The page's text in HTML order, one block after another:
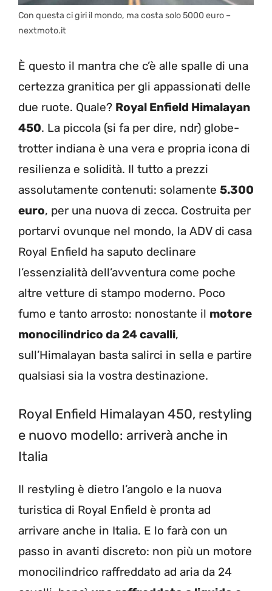
Con questa ci giri il mondo, ma costa solo 5000 euro –
nextmoto.it
È questo il mantra che c’è alle spalle di una
certezza granitica per gli appassionati delle
due ruote. Quale? Royal Enfield Himalayan
450. La piccola (si fa per dire, ndr) globe-
trotter indiana è una vera e propria icona di
resilienza e solidità. Il tutto a prezzi
assolutamente contenuti: solamente 5.300
euro, per una nuova di zecca. Costruita per
portarvi ovunque nel mondo, la ADV di casa
Royal Enfield ha saputo declinare
l’essenzialità dell’avventura come poche
altre vetture di stampo moderno. Poco
fumo e tanto arrosto: nonostante il motore
monocilindrico da 24 cavalli,
sull’Himalayan basta salirci in sella e partire
qualsiasi sia la vostra destinazione.
Royal Enfield Himalayan 450, restyling
e nuovo modello: arriverà anche in
Italia
Il restyling è dietro l’angolo e la nuova
turistica di Royal Enfield è pronta ad
arrivare anche in Italia. E lo farà con un
passo in avanti discreto: non più un motore
monocilindrico raffreddato ad aria da 24